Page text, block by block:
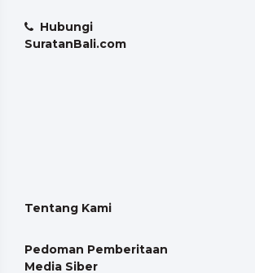
Hubungi
SuratanBali.com
Tentang Kami
Pedoman Pemberitaan
Media Siber